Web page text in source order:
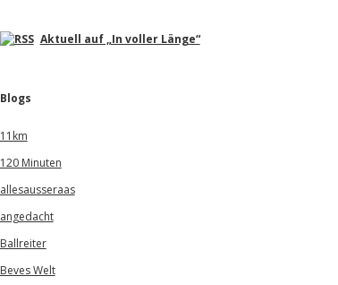
Aktuell auf „In voller Länge“
Blogs
11km
120 Minuten
allesausseraas
angedacht
Ballreiter
Beves Welt